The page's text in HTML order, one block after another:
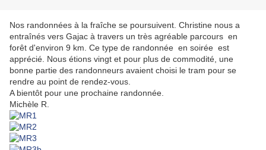
Nos randonnées à la fraîche se poursuivent. Christine nous a
entraînés vers Gajac à travers un très agréable parcours en
forêt d'environ 9 km. Ce type de randonnée en soirée est
apprécié. Nous étions vingt et pour plus de commodité, une
bonne partie des randonneurs avaient choisi le tram pour se
rendre au point de rendez-vous.
A bientôt pour une prochaine randonnée.
Michèle R.